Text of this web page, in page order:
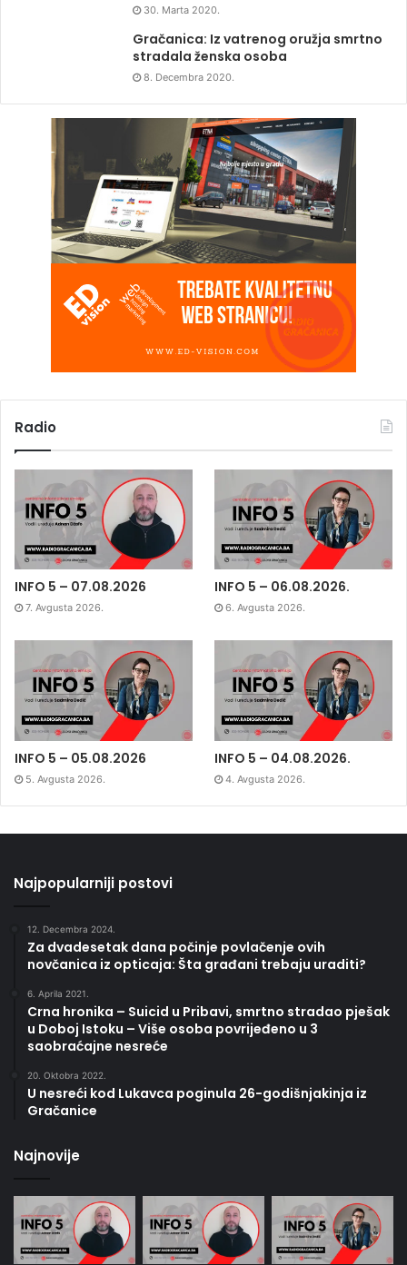
30. Marta 2020.
Gračanica: Iz vatrenog oružja smrtno
stradala ženska osoba
8. Decembra 2020.
Radio
INFO 5 – 07.08.2026
7. Avgusta 2026.
INFO 5 – 06.08.2026.
6. Avgusta 2026.
INFO 5 – 05.08.2026
5. Avgusta 2026.
INFO 5 – 04.08.2026.
4. Avgusta 2026.
Najpopularniji postovi
12. Decembra 2024.
Za dvadesetak dana počinje povlačenje ovih
novčanica iz opticaja: Šta građani trebaju uraditi?
6. Aprila 2021.
Crna hronika – Suicid u Pribavi, smrtno stradao pješak
u Doboj Istoku – Više osoba povrijeđeno u 3
saobraćajne nesreće
20. Oktobra 2022.
U nesreći kod Lukavca poginula 26-godišnjakinja iz
Gračanice
Najnovije